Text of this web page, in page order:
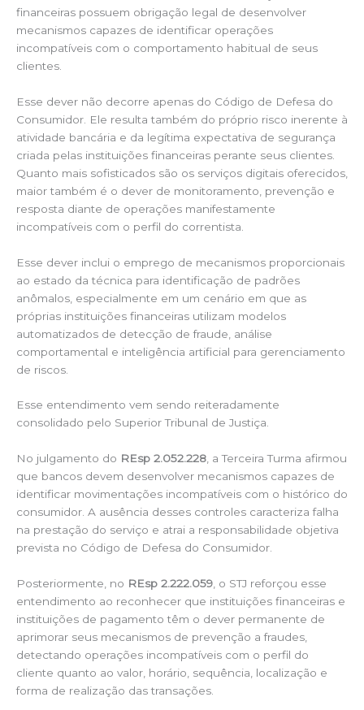
financeiras possuem obrigação legal de desenvolver
mecanismos capazes de identificar operações
incompatíveis com o comportamento habitual de seus
clientes.
Esse dever não decorre apenas do Código de Defesa do
Consumidor. Ele resulta também do próprio risco inerente à
atividade bancária e da legítima expectativa de segurança
criada pelas instituições financeiras perante seus clientes.
Quanto mais sofisticados são os serviços digitais oferecidos,
maior também é o dever de monitoramento, prevenção e
resposta diante de operações manifestamente
incompatíveis com o perfil do correntista.
Esse dever inclui o emprego de mecanismos proporcionais
ao estado da técnica para identificação de padrões
anômalos, especialmente em um cenário em que as
próprias instituições financeiras utilizam modelos
automatizados de detecção de fraude, análise
comportamental e inteligência artificial para gerenciamento
de riscos.
Esse entendimento vem sendo reiteradamente
consolidado pelo Superior Tribunal de Justiça.
No julgamento do REsp 2.052.228, a Terceira Turma afirmou
que bancos devem desenvolver mecanismos capazes de
identificar movimentações incompatíveis com o histórico do
consumidor. A ausência desses controles caracteriza falha
na prestação do serviço e atrai a responsabilidade objetiva
prevista no Código de Defesa do Consumidor.
Posteriormente, no REsp 2.222.059 , o STJ reforçou esse
entendimento ao reconhecer que instituições financeiras e
instituições de pagamento têm o dever permanente de
aprimorar seus mecanismos de prevenção a fraudes,
detectando operações incompatíveis com o perfil do
cliente quanto ao valor, horário, sequência, localização e
forma de realização das transações.